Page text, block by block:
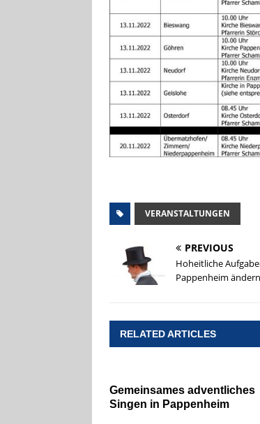
VERANSTALTUNGEN
PREVIOUS
Hoheitliche
Pappenheim
RELATED ARTICLES
Gemeinsames adventliches
Singen in Pappenheim